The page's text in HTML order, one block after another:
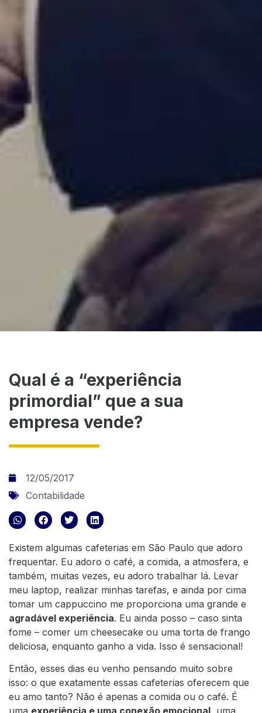
Qual é a “experiência
primordial” que a sua
empresa vende?
12/05/2017
Contabilidade
Existem algumas cafeterias em São Paulo que adoro
frequentar. Eu adoro o café, a comida, a atmosfera, e
também, muitas vezes, eu adoro trabalhar lá. Levar
meu laptop, realizar minhas tarefas, e ainda por cima
tomar um cappuccino me proporciona uma grande e
agradável experiência. Eu ainda posso – caso sinta
fome – comer um cheesecake ou uma torta de frango
deliciosa, enquanto ganho a vida. Isso é sensacional!
Então, esses dias eu venho pensando muito sobre
isso: o que exatamente essas cafeterias oferecem que
eu amo tanto? Não é apenas a comida ou o café. É
uma experiência e uma conexão emocional, uma